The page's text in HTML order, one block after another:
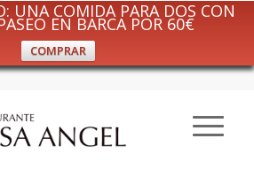
UNA COMIDA PARA DOS CON
EN BARCA POR 60€
COMPRAR